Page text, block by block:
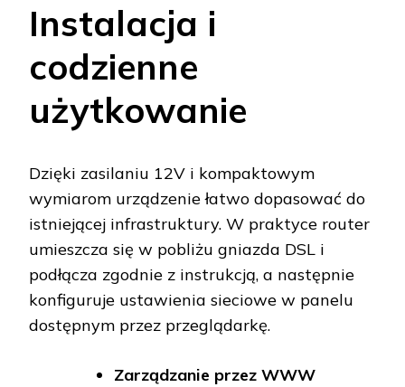
Instalacja i
codzienne
użytkowanie
Dzięki zasilaniu 12V i kompaktowym
wymiarom urządzenie łatwo dopasować do
istniejącej infrastruktury. W praktyce router
umieszcza się w pobliżu gniazda DSL i
podłącza zgodnie z instrukcją, a następnie
konfiguruje ustawienia sieciowe w panelu
dostępnym przez przeglądarkę.
Zarządzanie przez WWW